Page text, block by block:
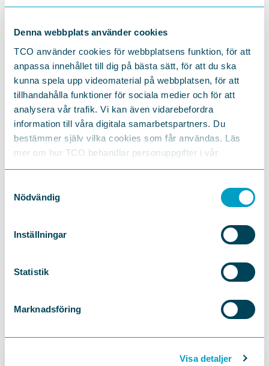
Denna webbplats använder cookies
TCO använder cookies för webbplatsens funktion, för att
anpassa innehållet till dig på bästa sätt, för att du ska
kunna spela upp videomaterial på webbplatsen, för att
tillhandahålla funktioner för sociala medier och för att
analysera vår trafik. Vi kan även vidarebefordra
information till våra digitala samarbetspartners. Du
bestämmer själv vilka cookies som får användas. Läs
mer om hur TCO behandlar personuppgifter i vår
integritetspolicyhttps://tco.se/om-tco/gdpr-information
Nödvändig
Inställningar
Statistik
Marknadsföring
Visa detaljer
Svenskt Näringsliv
Caroline Olsson, Chef arbetsgivarpolitik Sveriges
Kommuner och Regioner
Hanna Schmidt, Chefsjurist Arbetsgivarverket
Veli-Pekka Säikkälä, Avtalssekreterare
Landsorganisationen i Sverige
Therese Svanström, Ordförande Tjänstemännens
centralorganisation
Göran Arrius, Ordförande Sveriges akademikers